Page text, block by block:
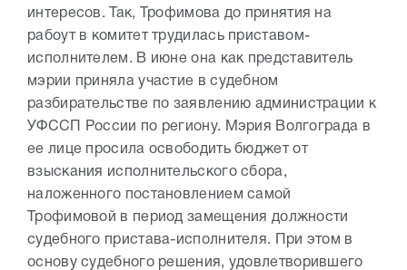
интересов. Так, Трофимова до принятия на
рабоут в комитет трудилась приставом-
исполнителем. В июне она как представитель
мэрии приняла участие в судебном
разбирательстве по заявлению администрации к
УФССП России по региону. Мэрия Волгограда в
ее лице просила освободить бюджет от
взыскания исполнительского сбора,
наложенного постановлением самой
Трофимовой в период замещения должности
судебного пристава-исполнителя. При этом в
основу судебного решения, удовлетворившего